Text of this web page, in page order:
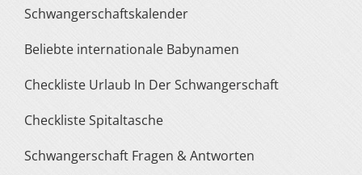
Schwangerschaftskalender
Beliebte internationale Babynamen
Checkliste Urlaub In Der Schwangerschaft
Checkliste Spitaltasche
Schwangerschaft Fragen & Antworten